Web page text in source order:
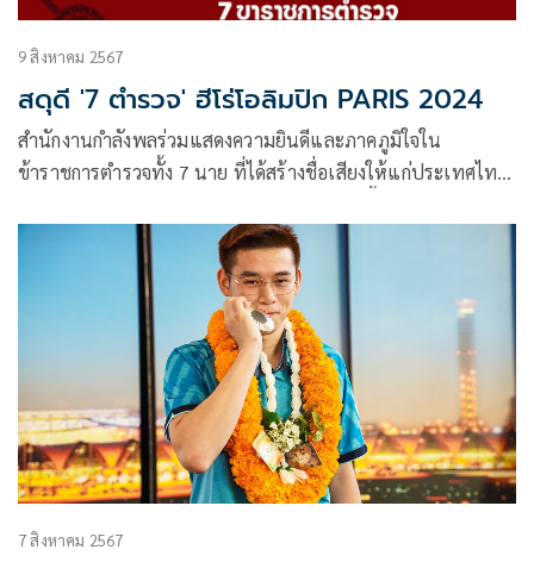
9 สิงหาคม 2567
สดุดี '7 ตำรวจ' ฮีโร่โอลิมปิก PARIS 2024
สำนักงานกำลังพลร่วมแสดงความยินดีและภาคภูมิใจใน
ข้าราชการตำรวจทั้ง 7 นาย ที่ได้สร้างชื่อเสียงให้แก่ประเทศไทย
7 สิงหาคม 2567